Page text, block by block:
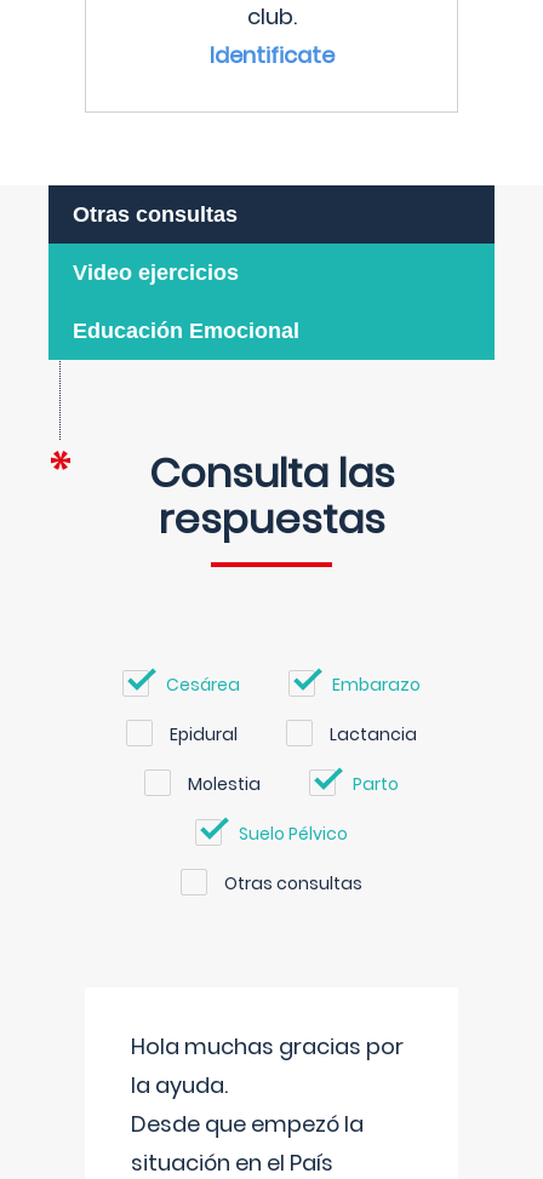
club.
Identificate
Otras consultas
Video ejercicios
Educación Emocional
Consulta las
respuestas
Cesárea Embarazo
Epidural Lactancia
Molestia Parto
Suelo Pélvico
Otras consultas
Hola muchas gracias por
la ayuda.
Desde que empezó la
situación en el País